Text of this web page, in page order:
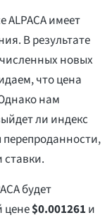
ALPACA имеет
В результате
новых
что цена
нам
ли индекс
перепроданности,
ставки.
будет
цене$0.001261 и